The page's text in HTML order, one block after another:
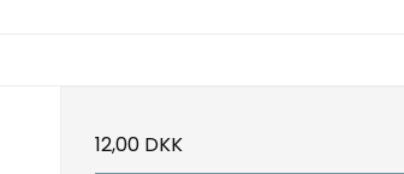
12,00 DKK